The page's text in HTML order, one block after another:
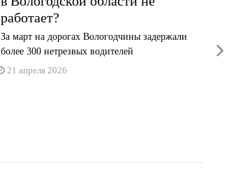
работает?
За март на дорогах Вологодчины задержали
более 300 нетрезвых водителей
21 апреля 2026
за